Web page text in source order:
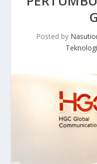
Posted by
Teknologi